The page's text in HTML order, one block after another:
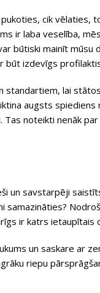
cik vēlaties,
ir laba veselība,
būtiski mainīt
būt izdevīgs
lai
augsts
noteikti nenāk
un savstarpēji
ir katrs ietaupītais
un saskare ar
riepu